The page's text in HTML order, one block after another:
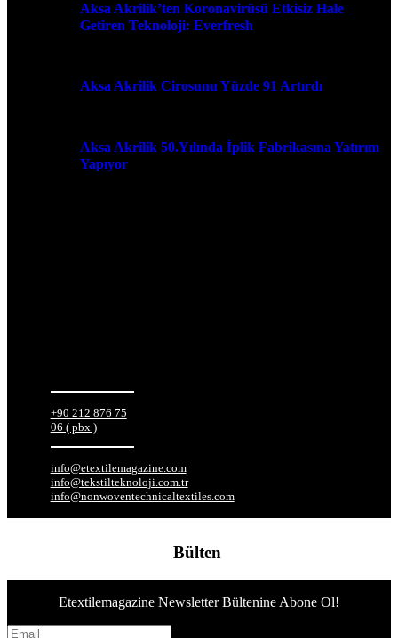
Aksa Akrilik’ten Koronavirüsü Etkisiz Hale
Getiren Teknoloji: Everfresh
Aksa Akrilik Cirosunu Yüzde 91 Artırdı
Aksa Akrilik 50.Yılında İplik Fabrikasına Yatırım
Yapıyor
+90 212 876 75
06 ( pbx )
info@etextilemagazine.com
info@tekstilteknoloji.com.tr
info@nonwoventechnicaltextiles.com
Bülten
Etextilemagazine Newsletter Bültenine Abone Ol!